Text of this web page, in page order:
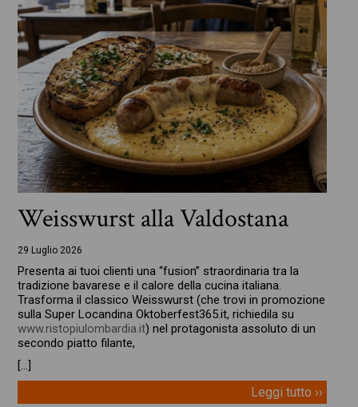
Weisswurst alla Valdostana
29 Luglio 2026
Presenta ai tuoi clienti una “fusion” straordinaria tra la
tradizione bavarese e il calore della cucina italiana.
Trasforma il classico Weisswurst (che trovi in promozione
sulla Super Locandina Oktoberfest365.it, richiedila su
www.ristopiulombardia.it) nel protagonista assoluto di un
secondo piatto filante,
[…]
Leggi tutto ››